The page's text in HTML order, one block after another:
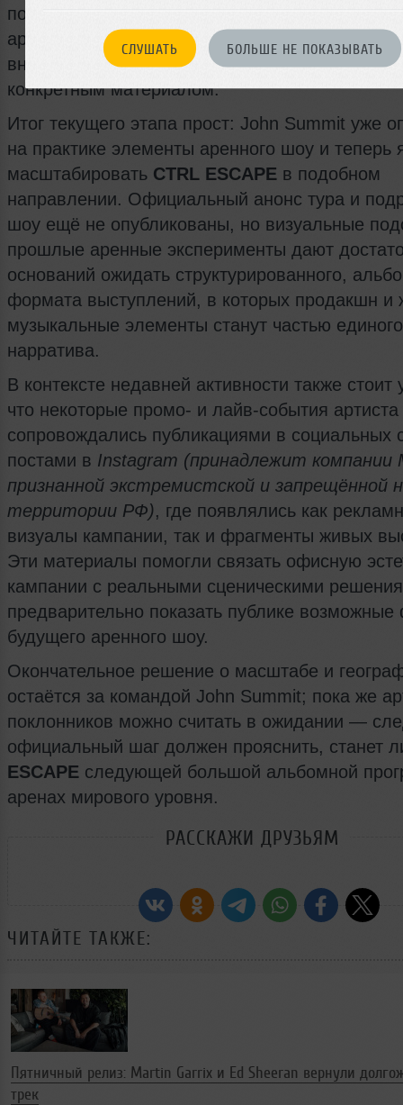
СЛУШАТЬ БОЛЬШЕ НЕ ПОКАЗЫВАТЬ
подписчиков платформ, уникальных outdoor-
аренных решений, чтобы держать проект в
внимания и проверять, какие форматы лучше
конкретным материалом.
Итог текущего этапа прост: John Summit уже
на практике элементы аренного шоу и теперь
масштабировать CTRL ESCAPE в подобном
направлении. Официальный анонс тура и
шоу ещё не опубликованы, но визуальные
прошлые аренные эксперименты дают
оснований ожидать структурированного,
формата выступлений, в которых продакшн и
музыкальные элементы станут частью единого
нарратива.
В контексте недавней активности также стоит
что некоторые промо- и лайв-события артиста
сопровождались публикациями в социальных
постами в Instagram (принадлежит компании
признанной экстремистской и запрещённой
территории РФ), где появлялись как
визуалы кампании, так и фрагменты живых
Эти материалы помогли связать офисную
кампании с реальными сценическими
предварительно показать публике
будущего аренного шоу.
Окончательное решение о масштабе и
остаётся за командой John Summit; пока же
поклонников можно считать в ожидании —
официальный шаг должен прояснить, станет
ESCAPE следующей большой альбомной
аренах мирового уровня.
РАССКАЖИ ДРУЗЬЯМ
ЧИТАЙТЕ ТАКЖЕ:
Пятничный релиз: Martin Garrix и Ed Sheeran вернули
трек